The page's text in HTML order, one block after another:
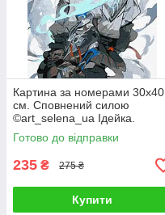
Картина за номерами 30х40
см. Сповнений силою
©art_selena_ua Ідейка.
KHO8387
Готово до відправки
235 ₴ 275 ₴
Купити